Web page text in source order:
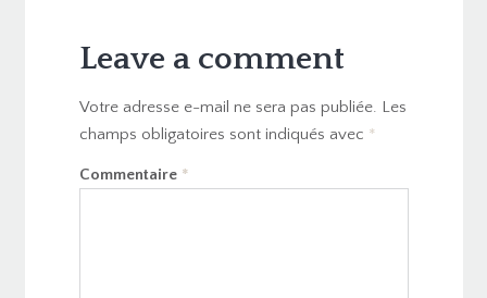
Leave a comment
Votre adresse e-mail ne sera pas publiée. Les
champs obligatoires sont indiqués avec *
Commentaire *